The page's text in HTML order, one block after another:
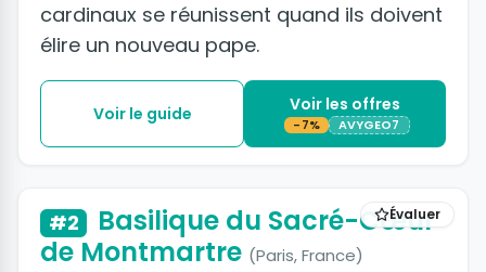
cardinaux se réunissent quand ils doivent
élire un nouveau pape.
Voir le guide Voir les offres
-7% AVYGEO7
Évaluer
#2
Basilique du Sacré-Cœur
de Montmartre (Paris, France)